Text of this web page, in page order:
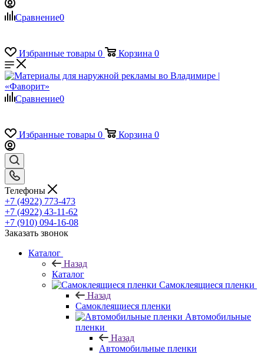
Сравнение0
Избранные товары 0 Корзина 0
Сравнение0
Избранные товары 0 Корзина 0
Телефоны
+7 (4922) 773-473
+7 (4922) 43-11-62
+7 (910) 094-16-08
Заказать звонок
Каталог
Назад
Каталог
Самоклеящиеся пленки
Назад
Самоклеящиеся пленки
Автомобильные
пленки
Назад
Автомобильные пленки